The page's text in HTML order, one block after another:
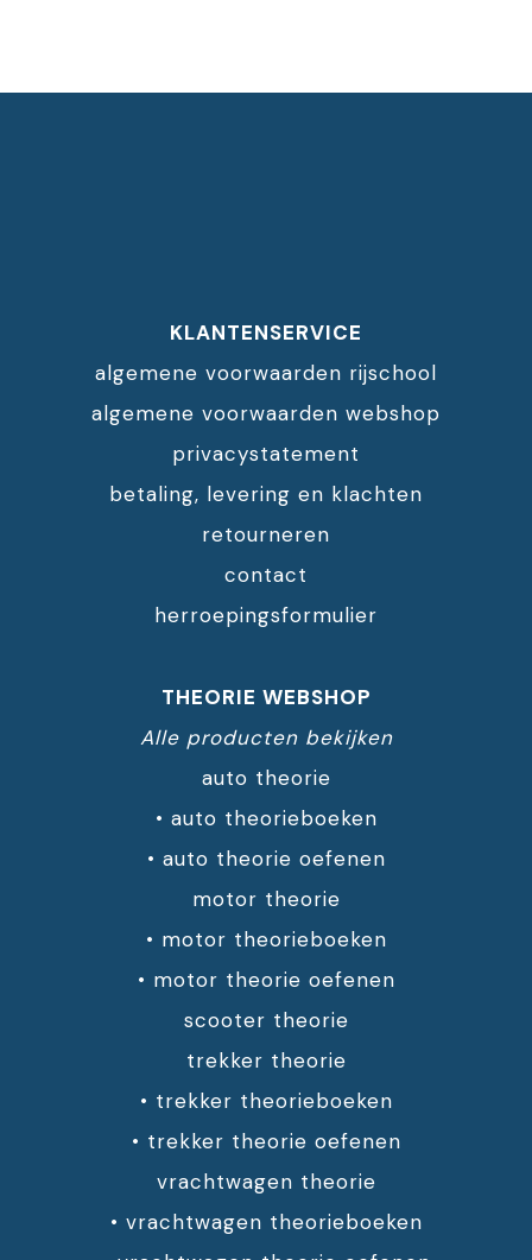
KLANTENSERVICE
algemene voorwaarden rijschool
algemene voorwaarden webshop
privacystatement
betaling, levering en klachten
retourneren
contact
herroepingsformulier
THEORIE WEBSHOP
Alle producten bekijken
auto theorie
• auto theorieboeken
• auto theorie oefenen
motor theorie
• motor theorieboeken
• motor theorie oefenen
scooter theorie
trekker theorie
• trekker theorieboeken
• trekker theorie oefenen
vrachtwagen theorie
• vrachtwagen theorieboeken